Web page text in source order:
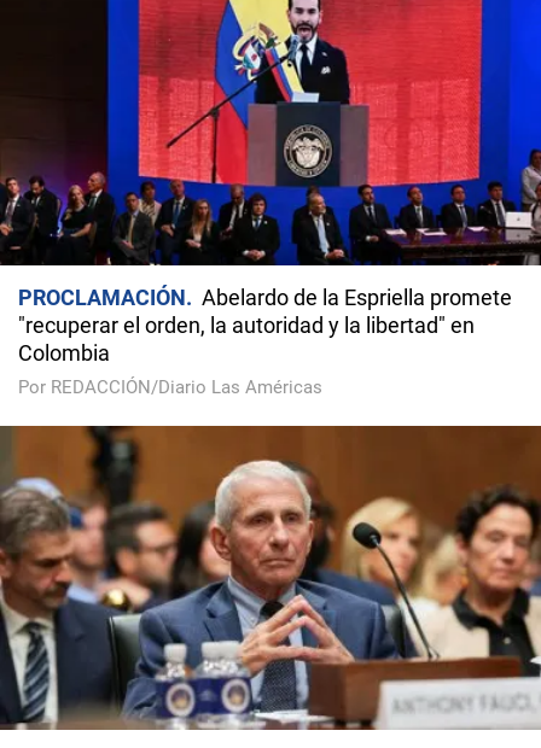
PROCLAMACIÓN
Abelardo de la Espriella promete
"recuperar el orden, la autoridad y la libertad" en
Colombia
Por REDACCIÓN/Diario Las Américas